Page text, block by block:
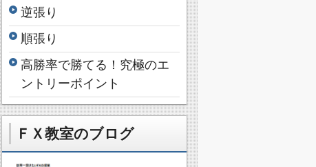
逆張り
順張り
高勝率で勝てる！究極のエ
ントリーポイント
ＦＸ教室のブログ